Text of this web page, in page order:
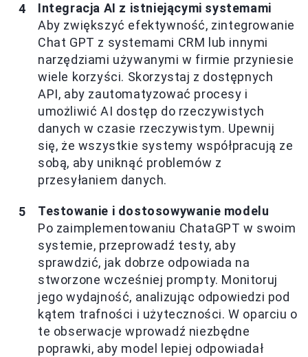
Integracja AI z istniejącymi systemami
Aby zwiększyć efektywność, zintegrowanie
Chat GPT z systemami CRM lub innymi
narzędziami używanymi w firmie przyniesie
wiele korzyści. Skorzystaj z dostępnych
API, aby zautomatyzować procesy i
umożliwić AI dostęp do rzeczywistych
danych w czasie rzeczywistym. Upewnij
się, że wszystkie systemy współpracują ze
sobą, aby uniknąć problemów z
przesyłaniem danych.
Testowanie i dostosowywanie modelu
Po zaimplementowaniu ChataGPT w swoim
systemie, przeprowadź testy, aby
sprawdzić, jak dobrze odpowiada na
stworzone wcześniej prompty. Monitoruj
jego wydajność, analizując odpowiedzi pod
kątem trafności i użyteczności. W oparciu o
te obserwacje wprowadź niezbędne
poprawki, aby model lepiej odpowiadał